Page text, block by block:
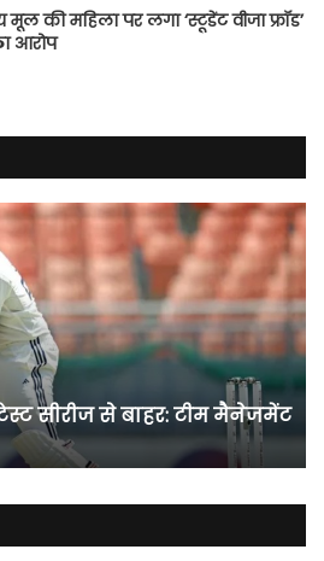
मूल की महिला पर लगा ‘स्टूडेंट वीजा फ्रॉड’
आरोप
सीरीज से बाहर: टीम मैनेजमेंट